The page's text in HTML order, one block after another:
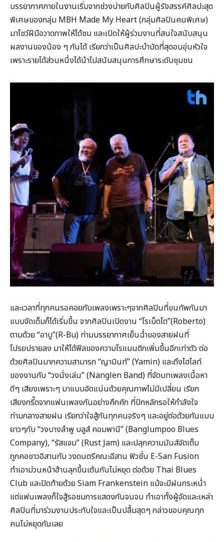
บรรยากาศภายในงานเริ่มจากช่วงบ่ายกับศิลปินผู้รังสรรค์ศิลปะสุด
พิเศษของกลุ่ม MBH Made My Heart (กลุ่มศิลปินคนพิเศษ)
มาโชว์ฝีมือวาดภาพให้ได้ชม และเปิดให้ผู้ร่วมงานที่สนใจสนับสนุน
ผลงานของน้อง ๆ กันได้ เรียกว่าเป็นศิลปะบำบัดที่สุดอบอุ่นหัวใจ
เพราะรายได้ส่วนหนึ่งได้นำไปสนับสนุนการศึกษาระดับชุมชน
และเวลาที่ทุกคนรอคอยกับเพลงเพราะๆจากศิลปินที่ขนทัพกันมา
แบบจัดเต็มก็ได้เริ่มขึ้น จากศิลปินเปิดงาน “โรเบ็ตโต”(Roberto)
ตามด้วย “อาบู”(R-Bu) ท่ามบรรยากาศเย็นฉ่ำของสายฝนที่
โปรยปรายลง มาให้ได้ฟีลของความโรแมนติกเพิ่มขึ้นอีกเท่าตัว ต่อ
ด้วยศิลปินมากความสามารถ “ญามินท์” (Yamin) และถึงไฮไลท์
ของงานกับ “วงนั่งเล่น” (Nanglen Band) ที่จัดบทเพลงเนื้อหา
ดีๆ เสียงเพราะๆ มาแบบอัดแน่นด้วยคุณภาพไม่มีเปลี่ยน เรียก
เสียงกรี๊ดจากแฟนเพลงกันอย่างคึกคัก ที่ปักหลักรอให้กำลังใจ
ท่ามกลางสายฝน เรียกว่าใจสู้กันทุกคนจริงๆ และอยู่ต่อด้วยกันแบบ
ยาวๆกับ “วงบางลำพู บลูส์ คอมพานี” (Banglumpoo Blues
Company), “รัสแจม” (Rust Jam) และปลุกความมันส์จัดเต็ม
ถูกคอชาวอิสานกับ วงดนตรีคณะอีสาน ฟิวชั่น E-San Fusion
ทำเอาม่วนหน้าฮ้านลุกขึ้นเต้นกันไม่หยุด ต่อด้วย Thai Blues
Club และปิดท้ายด้วย Siam Frankenstein แม้จะมีฝนกระหน่ำ
แต่แฟนเพลงก็ใจสู้รอชมการแสดงกันจนจบ ทำเอาทั้งผู้จัดและเหล่า
ศิลปินที่มาร่วมงานประทับใจและเป็นปลื้มสุดๆ กล่าวขอบคุณทุก
คนไม่หยุดกันเลย